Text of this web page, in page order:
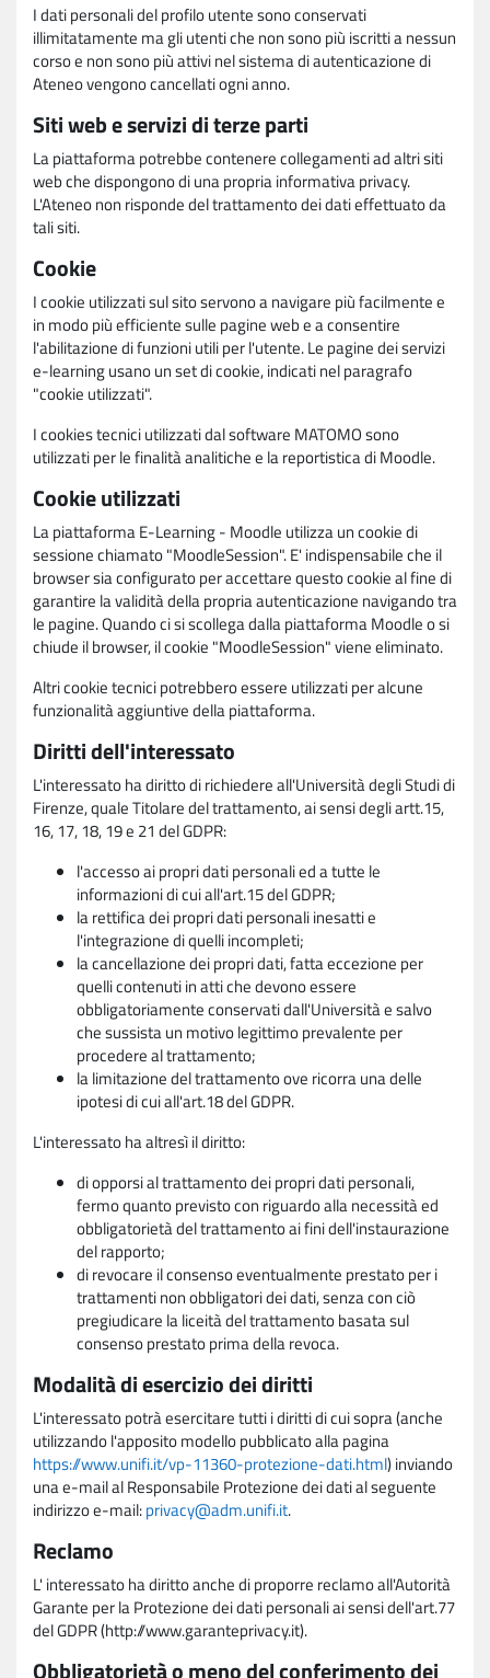
I dati personali del profilo utente sono conservati
illimitatamente ma gli utenti che non sono più iscritti a nessun
corso e non sono più attivi nel sistema di autenticazione di
Ateneo vengono cancellati ogni anno.
Siti web e servizi di terze parti
La piattaforma potrebbe contenere collegamenti ad altri siti
web che dispongono di una propria informativa privacy.
L'Ateneo non risponde del trattamento dei dati effettuato da
tali siti.
Cookie
I cookie utilizzati sul sito servono a navigare più facilmente e
in modo più efficiente sulle pagine web e a consentire
l'abilitazione di funzioni utili per l'utente. Le pagine dei servizi
e-learning usano un set di cookie, indicati nel paragrafo
"cookie utilizzati".
I cookies tecnici utilizzati dal software MATOMO sono
utilizzati per le finalità analitiche e la reportistica di Moodle.
Cookie utilizzati
La piattaforma E-Learning - Moodle utilizza un cookie di
sessione chiamato "MoodleSession". E' indispensabile che il
browser sia configurato per accettare questo cookie al fine di
garantire la validità della propria autenticazione navigando tra
le pagine. Quando ci si scollega dalla piattaforma Moodle o si
chiude il browser, il cookie "MoodleSession" viene eliminato.
Altri cookie tecnici potrebbero essere utilizzati per alcune
funzionalità aggiuntive della piattaforma.
Diritti dell'interessato
L'interessato ha diritto di richiedere all'Università degli Studi di
Firenze, quale Titolare del trattamento, ai sensi degli artt.15,
16, 17, 18, 19 e 21 del GDPR:
l'accesso ai propri dati personali ed a tutte le
informazioni di cui all'art.15 del GDPR;
la rettifica dei propri dati personali inesatti e
l'integrazione di quelli incompleti;
la cancellazione dei propri dati, fatta eccezione per
quelli contenuti in atti che devono essere
obbligatoriamente conservati dall'Università e salvo
che sussista un motivo legittimo prevalente per
procedere al trattamento;
la limitazione del trattamento ove ricorra una delle
ipotesi di cui all'art.18 del GDPR.
L'interessato ha altresì il diritto:
di opporsi al trattamento dei propri dati personali,
fermo quanto previsto con riguardo alla necessità ed
obbligatorietà del trattamento ai fini dell'instaurazione
del rapporto;
di revocare il consenso eventualmente prestato per i
trattamenti non obbligatori dei dati, senza con ciò
pregiudicare la liceità del trattamento basata sul
consenso prestato prima della revoca.
Modalità di esercizio dei diritti
L'interessato potrà esercitare tutti i diritti di cui sopra (anche
utilizzando l'apposito modello pubblicato alla pagina
https://www.unifi.it/vp-11360-protezione-dati.html) inviando
una e-mail al Responsabile Protezione dei dati al seguente
indirizzo e-mail:privacy@adm.unifi.it.
Reclamo
L' interessato ha diritto anche di proporre reclamo all'Autorità
Garante per la Protezione dei dati personali ai sensi dell'art.77
del GDPR (http://www.garanteprivacy.it).
Obbligatorietà o meno del conferimento dei